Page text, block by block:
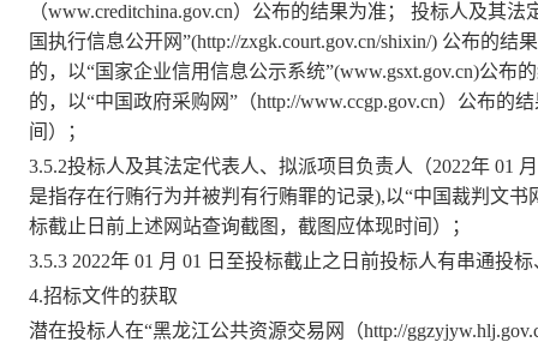
（www.creditchina.gov.cn）公布的结果为准； 投标人及其
国执行信息公开网”(http://zxgk.court.gov.cn/shixin/) 公布的
的，以“国家企业信用信息公示系统”(www.gsxt.gov.cn)公
的，以“中国政府采购网”（http://www.ccgp.gov.cn）公布
间）；
3.5.2投标人及其法定代表人、拟派项目负责人（2022年 01
是指存在行贿行为并被判有行贿罪的记录),以“中国裁判文书
标截止日前上述网站查询截图，截图应体现时间）；
3.5.3 2022年 01 月 01 日 至投标截止之日前投标人有串通投
4.招标文件的获取
潜在投标人在“黑龙江公共资源交易网（http://